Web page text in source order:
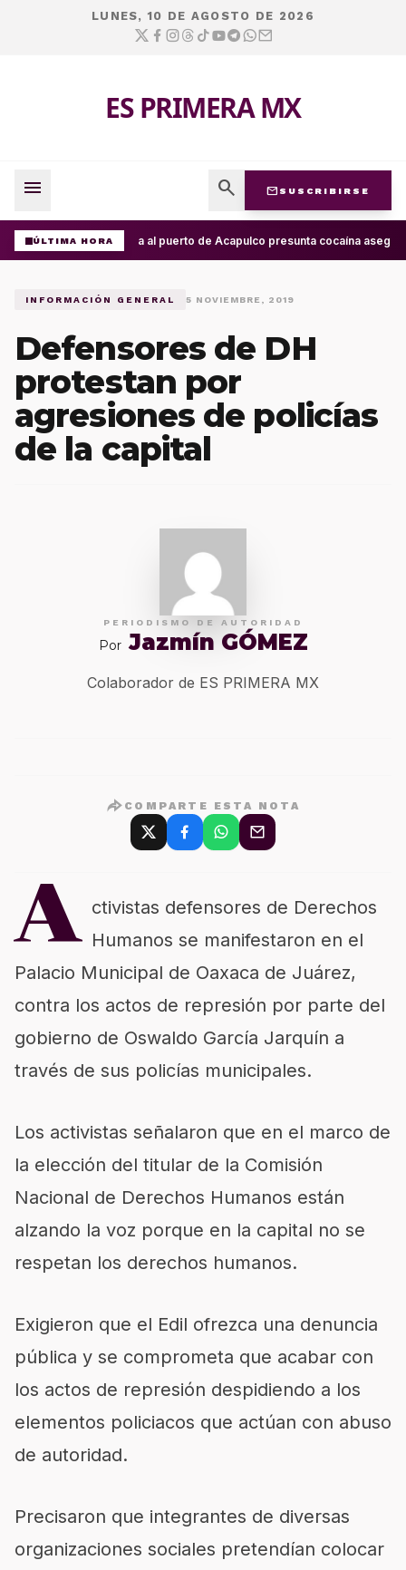
LUNES, 10 DE AGOSTO DE 2026
ES PRIMERA MX
menu search mail SUSCRIBIRSE
ÚLTIMA HORAArriba al puerto de Acapulco presunta cocaína
INFORMACIÓN GENERAL 5 NOVIEMBRE, 2019
Defensores de DH
protestan por
agresiones de policías
de la capital
PERIODISMO DE AUTORIDAD
Por Jazmín GÓMEZ
Colaborador de ES PRIMERA MX
COMPARTE ESTA NOTA
A ctivistas defensores de Derechos
Humanos se manifestaron en el
Palacio Municipal de Oaxaca de Juárez,
contra los actos de represión por parte del
gobierno de Oswaldo García Jarquín a
través de sus policías municipales.
Los activistas señalaron que en el marco de
la elección del titular de la Comisión
Nacional de Derechos Humanos están
alzando la voz porque en la capital no se
respetan los derechos humanos.
Exigieron que el Edil ofrezca una denuncia
pública y se comprometa que acabar con
los actos de represión despidiendo a los
elementos policiacos que actúan con abuso
de autoridad.
Precisaron que integrantes de diversas
organizaciones sociales pretendían colocar